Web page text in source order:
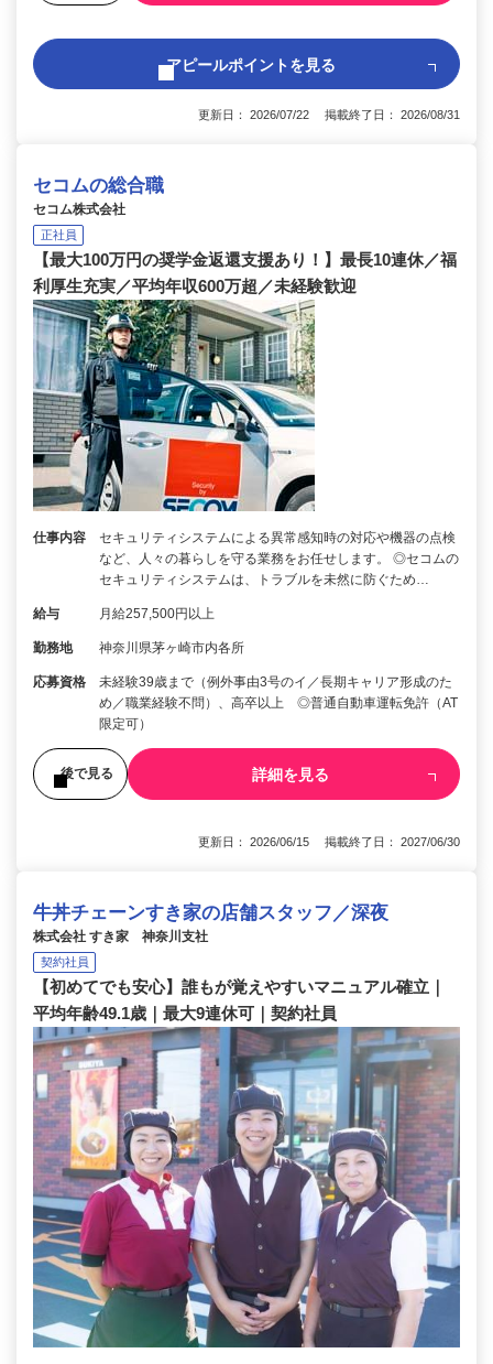
アピールポイントを見る
更新日： 2026/07/22 掲載終了日： 2026/08/31
セコムの総合職
セコム株式会社
正社員
【最大100万円の奨学金返還支援あり！】最長10連休／福
利厚生充実／平均年収600万超／未経験歓迎
仕事内容
セキュリティシステムによる異常感知時の対応や機器の点検
など、人々の暮らしを守る業務をお任せします。 ◎セコムの
セキュリティシステムは、トラブルを未然に防ぐため…
給与 月給257,500円以上
勤務地 神奈川県茅ヶ崎市内各所
応募資格
未経験39歳まで（例外事由3号のイ／長期キャリア形成のた
め／職業経験不問）、高卒以上 ◎普通自動車運転免許（AT
限定可）
後で見る 詳細を見る
更新日： 2026/06/15 掲載終了日： 2027/06/30
牛丼チェーンすき家の店舗スタッフ／深夜
株式会社 すき家 神奈川支社
契約社員
【初めてでも安心】誰もが覚えやすいマニュアル確立｜
平均年齢49.1歳｜最大9連休可｜契約社員